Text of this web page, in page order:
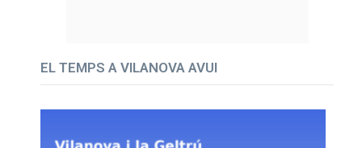
EL TEMPS A VILANOVA AVUI